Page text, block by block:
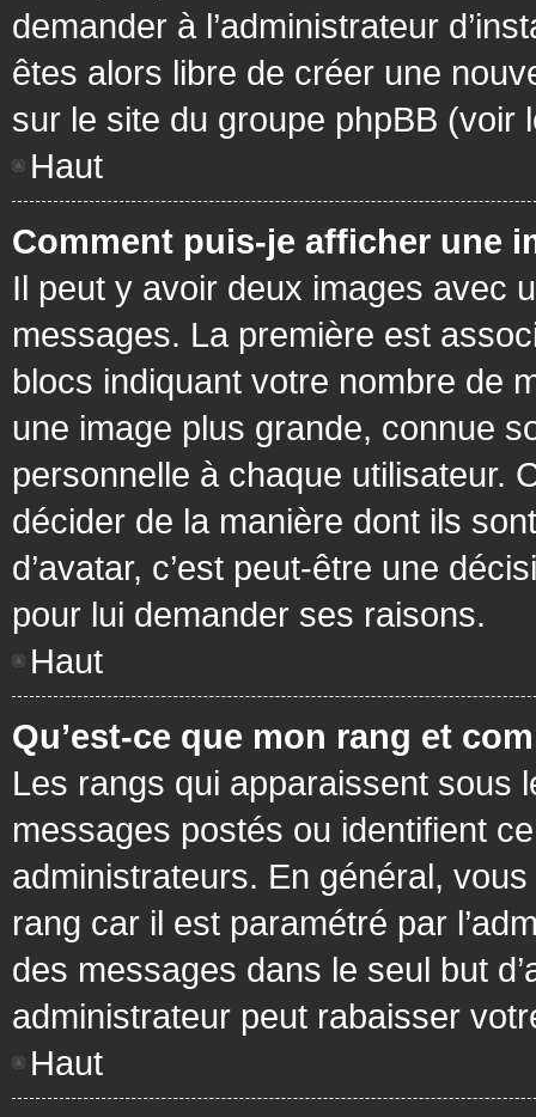
demander à l’administrateur
êtes alors libre de créer une
sur le site du groupe phpBB (voir
Haut
Comment puis-je afficher une
Il peut y avoir deux images avec
messages. La première est
blocs indiquant votre nombre de
une image plus grande, connue
personnelle à chaque utilisateur.
décider de la manière dont ils
d’avatar, c’est peut-être une
pour lui demander ses raisons.
Haut
Qu’est-ce que mon rang et
Les rangs qui apparaissent sous
messages postés ou identifient
administrateurs. En général,
rang car il est paramétré par
des messages dans le seul but
administrateur peut rabaisser
Haut